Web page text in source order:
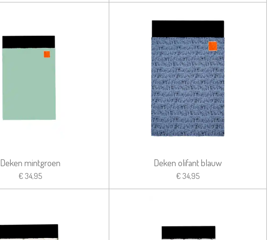
Deken mintgroen
€ 34,95
Deken olifant blauw
€ 34,95